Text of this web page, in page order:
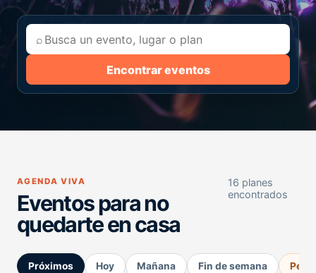
⌕
Encontrar eventos
AGENDA VIVA
Eventos para no
quedarte en casa
16 planes
encontrados
Próximos Hoy Mañana Fin de semana